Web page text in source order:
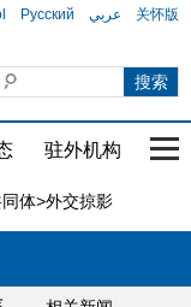
Русский عربي 关怀版
驻外机构 国
体>外交掠影